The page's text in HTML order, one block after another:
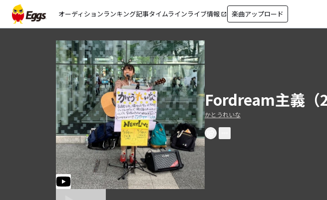
オーディションランキング記事タイムラインライブ情報 open_in_new 楽曲アップロード
Fordream主義（
かとうれいな